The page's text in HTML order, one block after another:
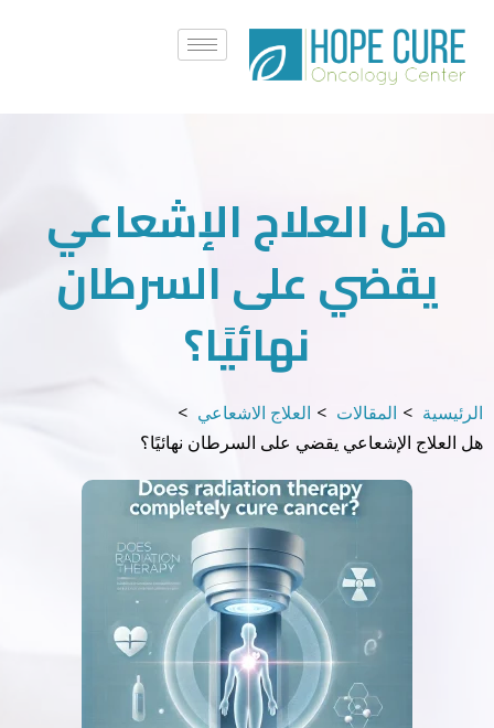
المحتوى
هل العلاج الإشعاعي
يقضي على السرطان
نهائيًا؟
الرئيسية المقالات
العلاج الاشعاعي
هل العلاج الإشعاعي يقضي على السرطان نهائيًا؟